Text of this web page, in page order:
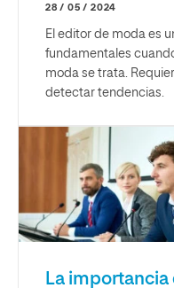
28 / 05 / 2024
El editor de moda es
fundamentales
moda se trata.
detectar tendencias.
La